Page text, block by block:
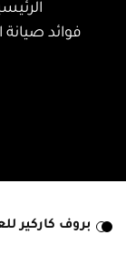
فوائد
بروف كاركير